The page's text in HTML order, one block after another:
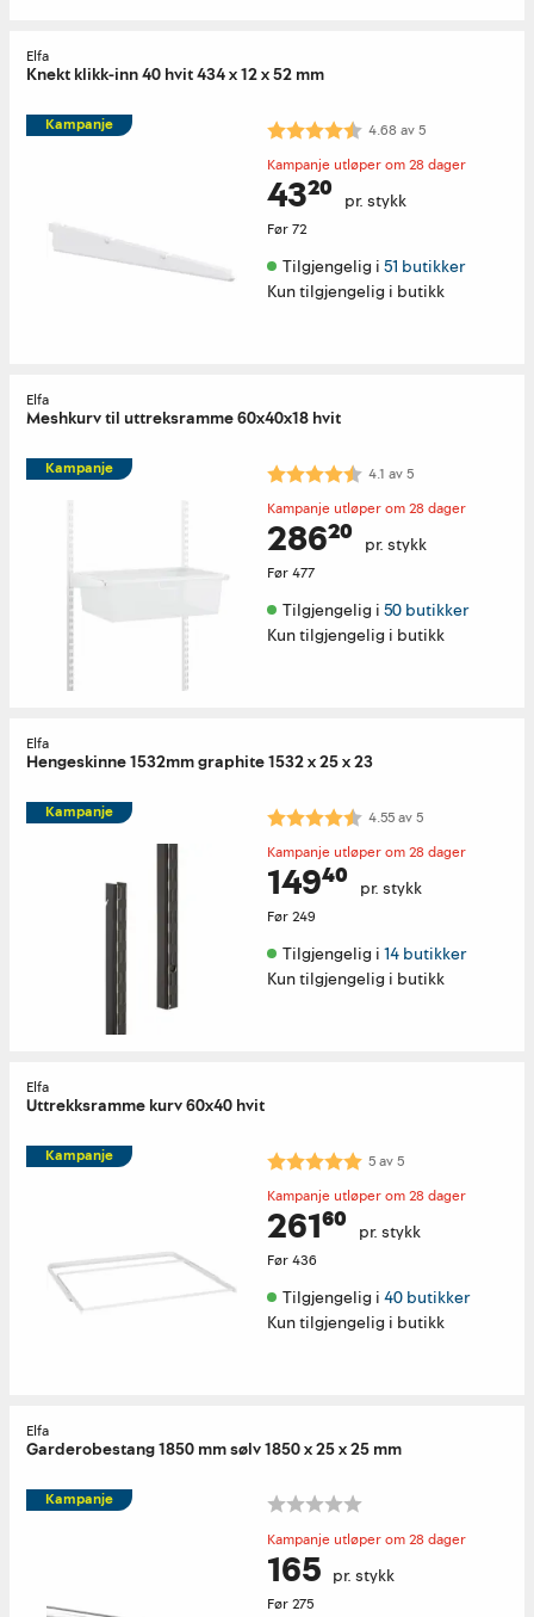
Elfa
Knekt klikk-inn 40 hvit 434 x 12 x 52 mm
Kampanje Karakter: 4.7 av 5 mulige
4.68 av5
Kampanje utløper om 28 dager
43²⁰ pr. stykk
Før72
Tilgjengelig i 51 butikker
Kun tilgjengelig i butikk
Elfa
Meshkurv til uttreksramme 60x40x18 hvit
Kampanje Karakter: 4.1 av 5 mulige
4.1 av5
Kampanje utløper om 28 dager
286²⁰ pr. stykk
Før477
Tilgjengelig i 50 butikker
Kun tilgjengelig i butikk
Elfa
Hengeskinne 1532mm graphite 1532 x 25 x 23
Kampanje Karakter: 4.5 av 5 mulige
4.55av5
Kampanje utløper om 28 dager
149⁴⁰ pr. stykk
Før249
Tilgjengelig i 14 butikker
Kun tilgjengelig i butikk
Elfa
Uttrekksramme kurv 60x40 hvit
Kampanje Karakter: 5.0 av 5 mulige
5av5
Kampanje utløper om 28 dager
261⁶⁰ pr. stykk
Før436
Tilgjengelig i 40 butikker
Kun tilgjengelig i butikk
Elfa
Garderobestang 1850 mm sølv 1850 x 25 x 25 mm
Kampanje
Kampanje utløper om 28 dager
165 pr. stykk
Før275